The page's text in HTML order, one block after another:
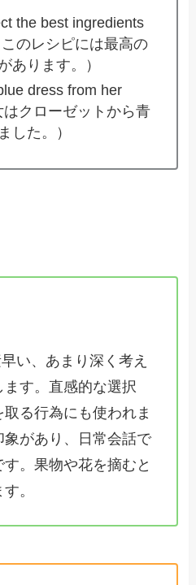
the best ingredients
のレシピには最高の
あります。）
dress from her
クローゼットから青
した。）
い、あまり深く考え
す。直感的な選択
る行為にも使われま
があり、日常会話で
。果物や花を摘むと
。